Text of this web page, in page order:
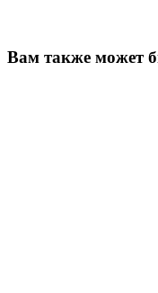
Вам также может